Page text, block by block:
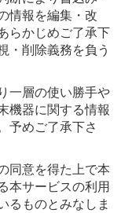
情報を編集・改
らかじめご了承下
・削除義務を負う
一層の使い勝手や
機器に関する情報
予めご了承下さ
同意を得た上で本
本サービスの利用
るものとみなしま